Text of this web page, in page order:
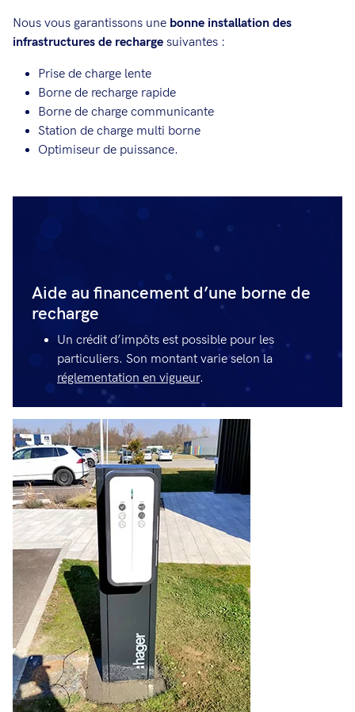
Nous vous garantissons une bonne installation des
infrastructures de recharge suivantes :
Prise de charge lente
Borne de recharge rapide
Borne de charge communicante
Station de charge multi borne
Optimiseur de puissance.
Aide au financement d’une borne de
recharge
Un crédit d’impôts est possible pour les
particuliers. Son montant varie selon la
réglementation en vigueur.